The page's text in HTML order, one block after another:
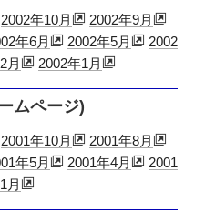
2002年10月
2002年9月
年6月 2002年5月
2002
月 2002年1月
ムページ)
2001年10月
2001年8月
年5月 2001年4月
2001
月